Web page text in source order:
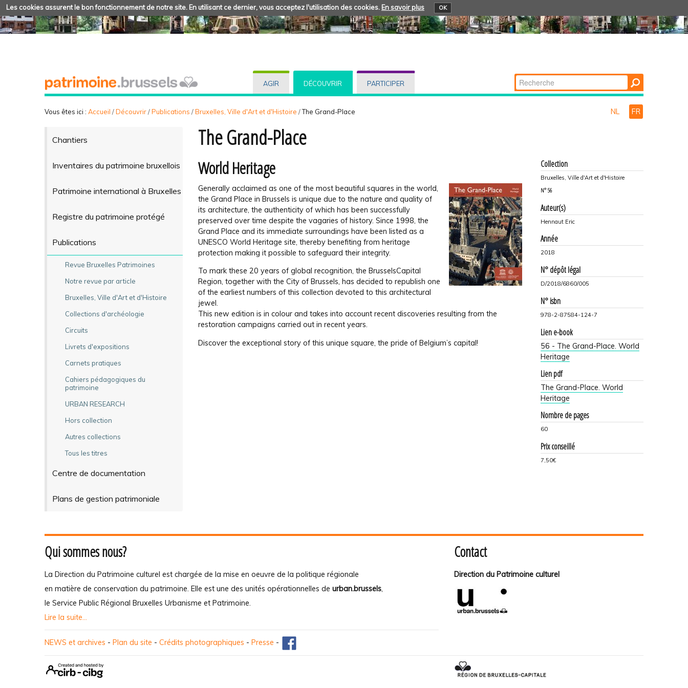
Les cookies assurent le bon fonctionnement de notre site. En utilisant ce dernier, vous acceptez l'utilisation des cookies. En savoir plus OK
AGIR DÉCOUVRIR PARTICIPER Chercher par
Recherche
Vous êtes ici : Accueil /Découvrir/Publications /Bruxelles, Ville d'Art et d'Histoire /The Grand-Place NL FR
Chantiers
Inventaires du patrimoine bruxellois
Patrimoine international à Bruxelles
Registre du patrimoine protégé
Publications
Revue Bruxelles Patrimoines
Notre revue par article
Bruxelles, Ville d'Art et d'Histoire
Collections d'archéologie
Circuits
Livrets d'expositions
Carnets pratiques
Cahiers pédagogiques du
patrimoine
URBAN RESEARCH
Hors collection
Autres collections
Tous les titres
Centre de documentation
Plans de gestion patrimoniale
The Grand-Place
World Heritage
Generally acclaimed as one of the most beautiful squares in the world,
the Grand Place in Brus­sels is unique due to the nature and quality of
its architecture, the authenticity of which has been successfully
preserved over time despite the vagaries of history. Since 1998, the
Grand Place and its immediate surroundings have been listed as a
UNESCO World Heritage site, thereby bene­fiting from heritage
protection making it possible to safeguard their integrity.
To mark these 20 years of global recognition, the Brussels­Capital
Region, together with the City of Brussels, has decided to republish one
of the earliest numbers of this collection devoted to this architectural
jewel.
This new edition is in colour and takes into account recent discoveries result­ing from the
restoration campaigns carried out in recent years.
Discover the exceptional story of this unique square, the pride of Belgium’s capital!
Collection
Bruxelles, Ville d'Art et d'Histoire
N° 56
Auteur(s)
Hennaut Eric
Année
2018
N° dépôt légal
D/2018/6860/005
N° isbn
978-2-87584-124-7
Lien e-book
56 - The Grand-Place. World
Heritage
Lien pdf
The Grand-Place. World
Heritage
Nombre de pages
60
Prix conseillé
7,50€
Qui sommes nous?
La Direction du Patrimoine culturel est chargée de la mise en oeuvre de la politique régionale
en matière de conservation du patrimoine. Elle est une des unités opérationnelles de urban.brussels,
le Service Public Régional Bruxelles Urbanisme et Patrimoine.
Lire la suite...
Contact
Direction du Patrimoine culturel
NEWS et archives - Plan du site - Crédits photographiques - Presse -